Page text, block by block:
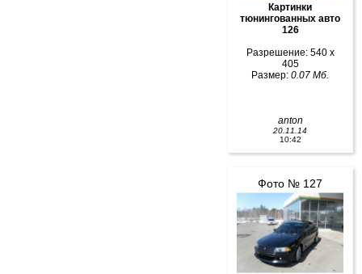
Картинки
тюнингованных авто
126
Разрешение: 540 x
405
Размер: 0.07 Мб.
anton
20.11.14
10:42
Фото № 127